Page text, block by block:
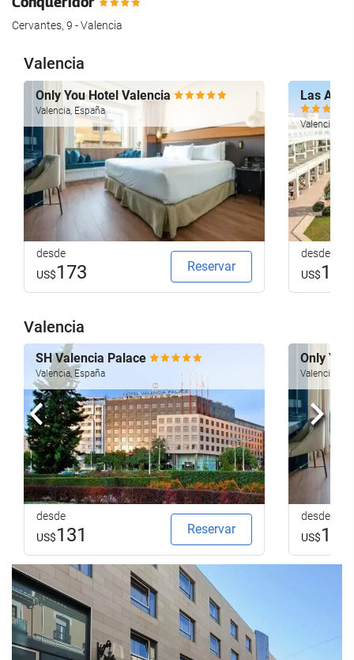
Cervantes, 9 - Valencia
Valencia
Only You Hotel Valencia
Valencia, España
desde
US$173 Reservar
Las
Valencia,
desde
US$179
Valencia
SH Valencia Palace
Valencia, España
desde
US$131 Reservar
Only
Valencia,
desde
US$173
Anterior